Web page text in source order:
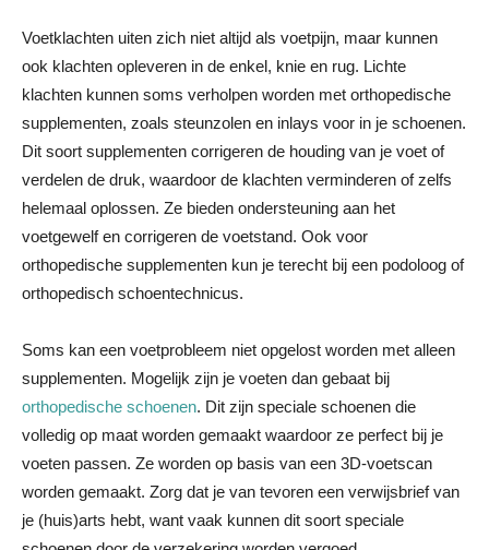
Voetklachten uiten zich niet altijd als voetpijn, maar kunnen
ook klachten opleveren in de enkel, knie en rug. Lichte
klachten kunnen soms verholpen worden met orthopedische
supplementen, zoals steunzolen en inlays voor in je schoenen.
Dit soort supplementen corrigeren de houding van je voet of
verdelen de druk, waardoor de klachten verminderen of zelfs
helemaal oplossen. Ze bieden ondersteuning aan het
voetgewelf en corrigeren de voetstand. Ook voor
orthopedische supplementen kun je terecht bij een podoloog of
orthopedisch schoentechnicus.
Soms kan een voetprobleem niet opgelost worden met alleen
supplementen. Mogelijk zijn je voeten dan gebaat bij
orthopedische schoenen. Dit zijn speciale schoenen die
volledig op maat worden gemaakt waardoor ze perfect bij je
voeten passen. Ze worden op basis van een 3D-voetscan
worden gemaakt. Zorg dat je van tevoren een verwijsbrief van
je (huis)arts hebt, want vaak kunnen dit soort speciale